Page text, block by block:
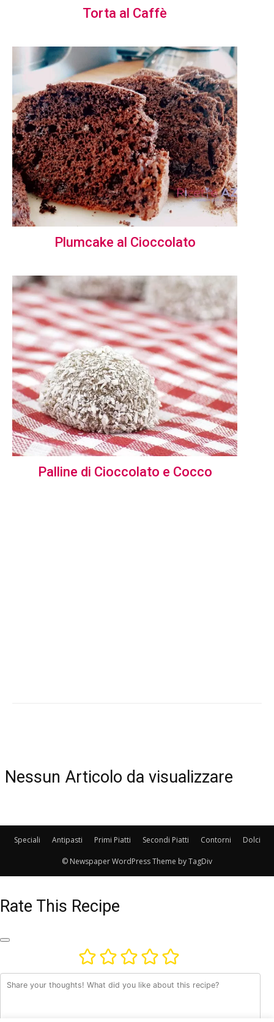
Torta al Caffè
Plumcake al Cioccolato
Palline di Cioccolato e Cocco
Nessun Articolo da visualizzare
Speciali Antipasti Primi Piatti Secondi Piatti Contorni Dolci
© Newspaper WordPress Theme by TagDiv
Rate This Recipe